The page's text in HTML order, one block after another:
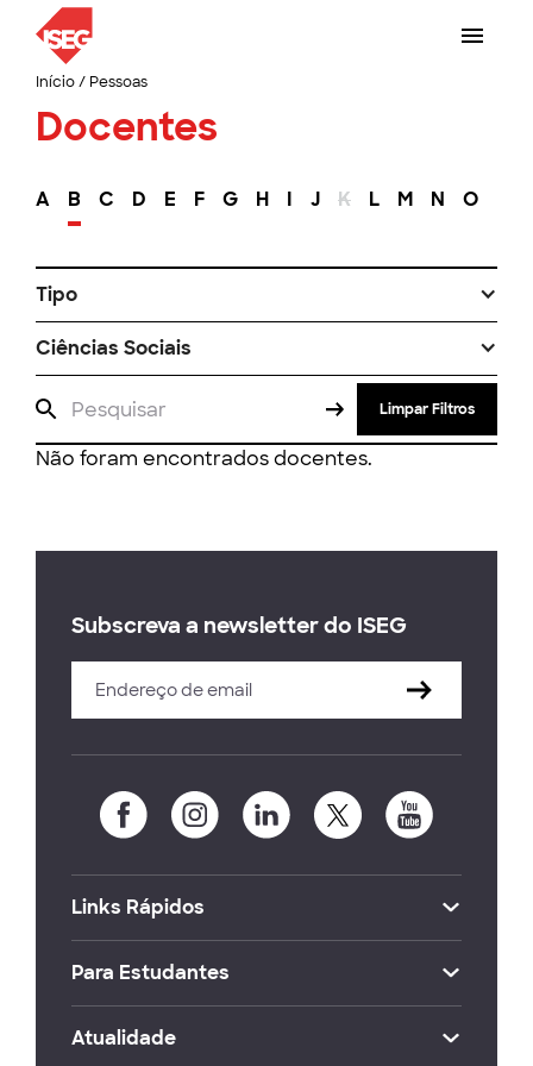
Início/ Pessoas
Docentes
A B C D E F G H I J K L M N O
Tipo
Ciências Sociais
Limpar Filtros
Não foram encontrados docentes.
Subscreva a newsletter do ISEG
Links Rápidos
Para Estudantes
Atualidade